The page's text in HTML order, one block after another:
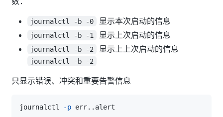
journalctl -b -0 显示本次启动的信息
journalctl -b -1 显示上次启动的信息
journalctl -b -2 显示上上次启动的信息
journalctl -b -2
只显示错误、冲突和重要告警信息
journalctl -p err..